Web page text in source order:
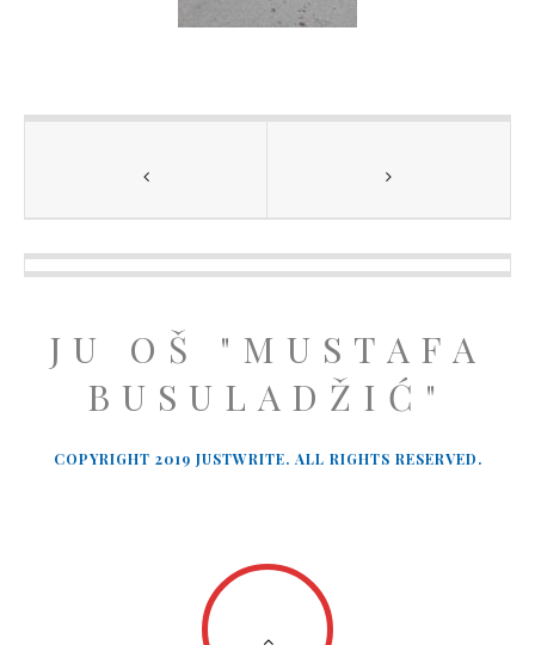
JU OŠ "MUSTAFA
BUSULADŽIĆ"
COPYRIGHT 2019 JUSTWRITE. ALL RIGHTS RESERVED.